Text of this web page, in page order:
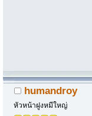
humandroy
หัวหน้าฝูงหมีใหญ่